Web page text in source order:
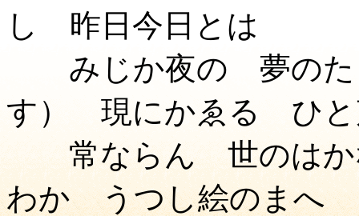
し 昨日今日とは
みじか夜の 夢のた
す） 現にかゑる ひと
常ならん 世のはか
わか うつし絵のまへ